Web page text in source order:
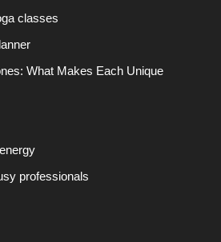
classes
What Makes Each Unique
professionals